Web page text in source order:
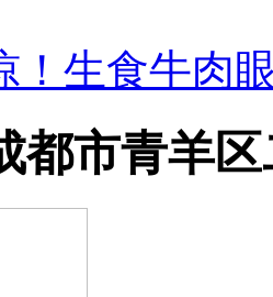
！生食牛肉
都市青羊